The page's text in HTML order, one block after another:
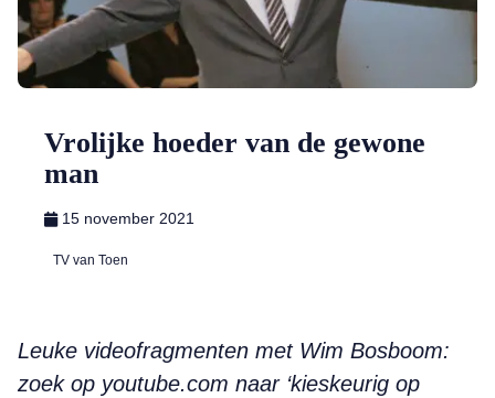
Vrolijke hoeder van de gewone
man
15 november 2021
TV van Toen
Leuke videofragmenten met Wim Bosboom:
zoek op youtube.com naar ‘kieskeurig op